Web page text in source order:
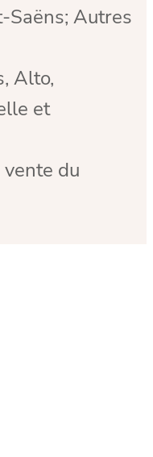
Saëns; Autres
Alto,
et
vente du